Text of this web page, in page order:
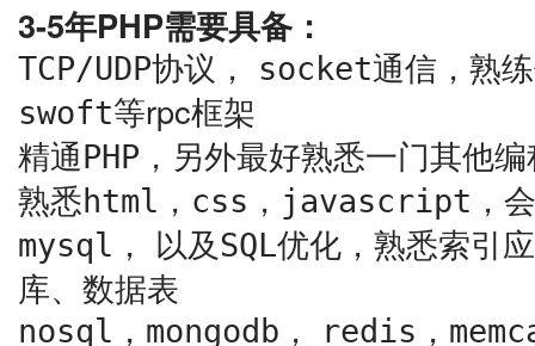
3-5年PHP需要具备：
TCP/UDP协议， socket通信，熟
swoft等rpc框架
精通PHP ，另外最好熟悉一门其他
熟悉html ， css ， javascript ，会
mysql ， 以及SQL优化，熟悉索引
库、数据表
nosql ， mongodb ， redis ，